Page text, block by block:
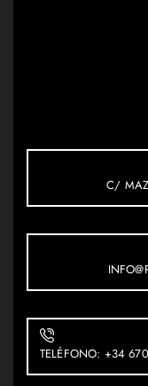
C/
TELÉFONO: +34